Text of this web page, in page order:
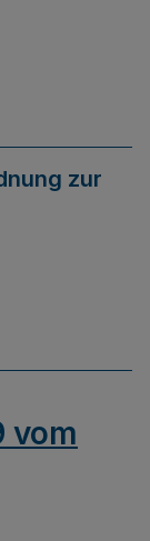
zur
vom